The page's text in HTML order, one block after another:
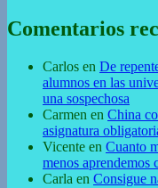
Comentarios
Carlos en De
alumnos en las
una sospechosa
Carmen en China
asignatura
Vicente en Cuanto
menos aprendemos
Carla en Consigue